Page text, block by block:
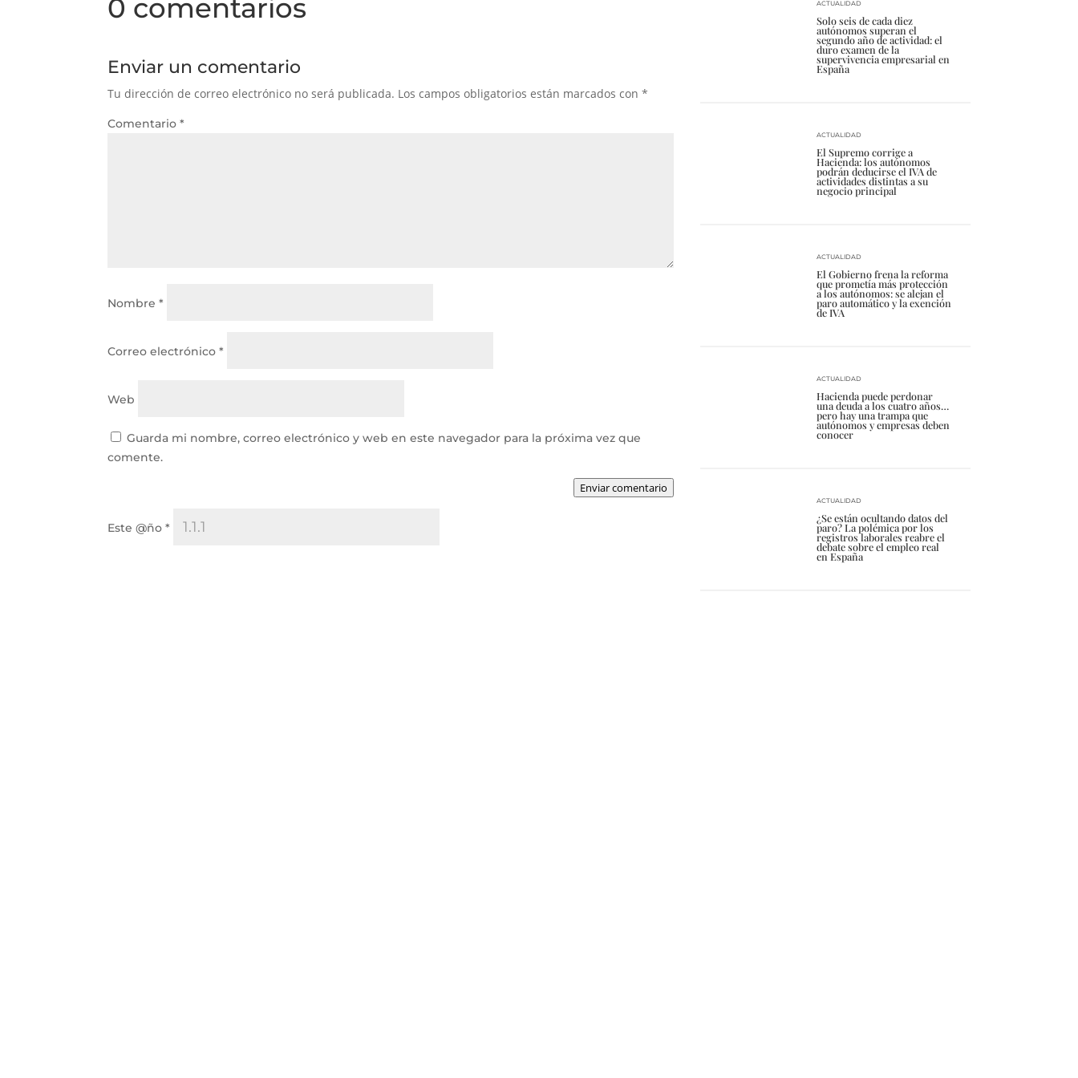
0 comentarios
Enviar un comentario
Tu dirección de correo electrónico no será publicada. Los campos obligatorios están marcados con*
Comentario*
Nombre*
Correo electrónico*
Web
Guarda mi nombre, correo electrónico y web en este navegador para la próxima vez que
comente.
Enviar comentario
Este @ño*
Solo seis de cada diez
autónomos superan el
segundo año de actividad: el
duro examen de la
supervivencia empresarial en
España
ACTUALIDAD
El Supremo corrige a
Hacienda: los autónomos
podrán deducirse el IVA de
actividades distintas a su
negocio principal
ACTUALIDAD
El Gobierno frena la reforma
que prometía más protección
a los autónomos: se alejan el
paro automático y la exención
de IVA
ACTUALIDAD
Hacienda puede perdonar
una deuda a los cuatro años…
pero hay una trampa que
autónomos y empresas deben
conocer
ACTUALIDAD
¿Se están ocultando datos del
paro? La polémica por los
registros laborales reabre el
debate sobre el empleo real
en España
ACTUALIDAD